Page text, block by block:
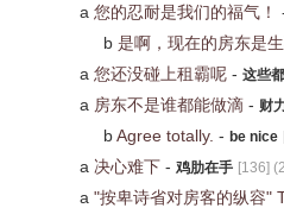
a 您的忍耐是我们的福气！
b 是啊，现在的房东是
a 您还没碰上租霸呢 - 这些
a 房东不是谁都能做滴 - 财
bAgree totally. - be nice
a 决心难下 - 鸡肋在手 [136] (
a "按卑诗省对房客的纵容"